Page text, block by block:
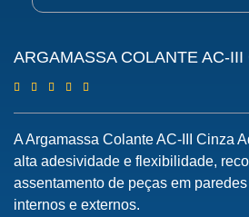
ARGAMASSA COLANTE AC-III
A Argamassa Colante AC-III Cinza
alta adesividade e flexibilidade,
assentamento de peças em
internos e externos.